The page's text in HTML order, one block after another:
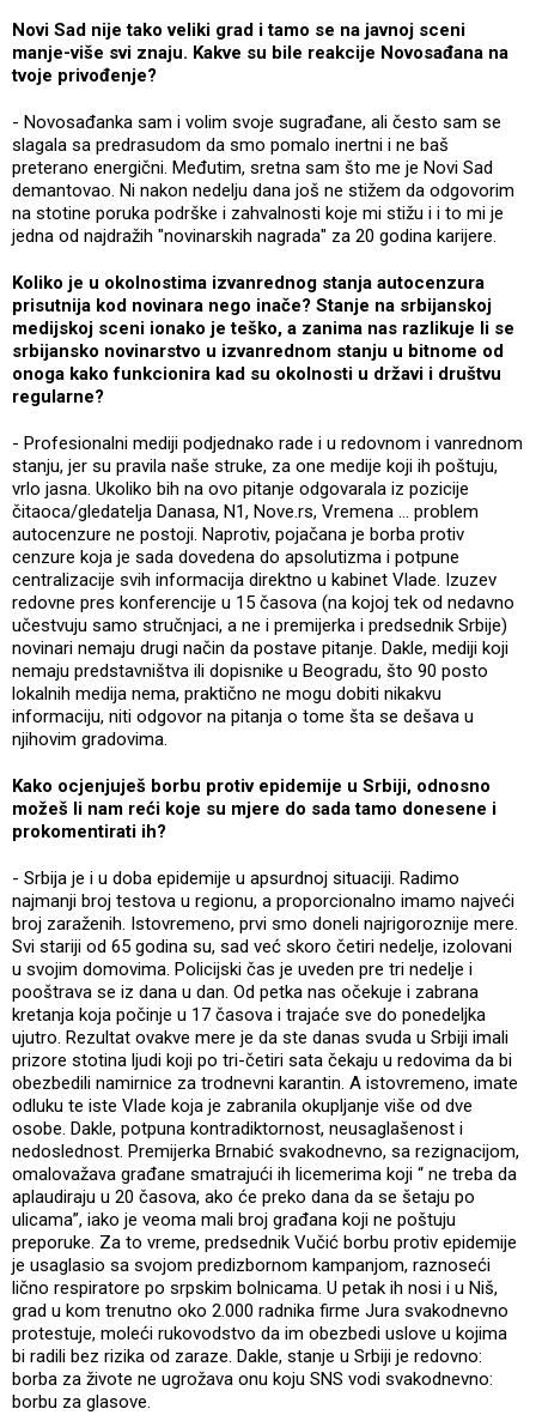
Novi Sad nije tako veliki grad i tamo se na javnoj sceni
manje-više svi znaju. Kakve su bile reakcije Novosađana na
tvoje privođenje?
- Novosađanka sam i volim svoje sugrađane, ali često sam se
slagala sa predrasudom da smo pomalo inertni i ne baš
preterano energični. Međutim, sretna sam što me je Novi Sad
demantovao. Ni nakon nedelju dana još ne stižem da odgovorim
na stotine poruka podrške i zahvalnosti koje mi stižu i i to mi je
jedna od najdražih "novinarskih nagrada" za 20 godina karijere.
Koliko je u okolnostima izvanrednog stanja autocenzura
prisutnija kod novinara nego inače? Stanje na srbijanskoj
medijskoj sceni ionako je teško, a zanima nas razlikuje li se
srbijansko novinarstvo u izvanrednom stanju u bitnome od
onoga kako funkcionira kad su okolnosti u državi i društvu
regularne?
- Profesionalni mediji podjednako rade i u redovnom i vanrednom
stanju, jer su pravila naše struke, za one medije koji ih poštuju,
vrlo jasna. Ukoliko bih na ovo pitanje odgovarala iz pozicije
čitaoca/gledatelja Danasa, N1, Nove.rs, Vremena … problem
autocenzure ne postoji. Naprotiv, pojačana je borba protiv
cenzure koja je sada dovedena do apsolutizma i potpune
centralizacije svih informacija direktno u kabinet Vlade. Izuzev
redovne pres konferencije u 15 časova (na kojoj tek od nedavno
učestvuju samo stručnjaci, a ne i premijerka i predsednik Srbije)
novinari nemaju drugi način da postave pitanje. Dakle, mediji koji
nemaju predstavništva ili dopisnike u Beogradu, što 90 posto
lokalnih medija nema, praktično ne mogu dobiti nikakvu
informaciju, niti odgovor na pitanja o tome šta se dešava u
njihovim gradovima.
Kako ocjenjuješ borbu protiv epidemije u Srbiji, odnosno
možeš li nam reći koje su mjere do sada tamo donesene i
prokomentirati ih?
- Srbija je i u doba epidemije u apsurdnoj situaciji. Radimo
najmanji broj testova u regionu, a proporcionalno imamo najveći
broj zaraženih. Istovremeno, prvi smo doneli najrigoroznije mere.
Svi stariji od 65 godina su, sad već skoro četiri nedelje, izolovani
u svojim domovima. Policijski čas je uveden pre tri nedelje i
pooštrava se iz dana u dan. Od petka nas očekuje i zabrana
kretanja koja počinje u 17 časova i trajaće sve do ponedeljka
ujutro. Rezultat ovakve mere je da ste danas svuda u Srbiji imali
prizore stotina ljudi koji po tri-četiri sata čekaju u redovima da bi
obezbedili namirnice za trodnevni karantin. A istovremeno, imate
odluku te iste Vlade koja je zabranila okupljanje više od dve
osobe. Dakle, potpuna kontradiktornost, neusaglašenost i
nedoslednost. Premijerka Brnabić svakodnevno, sa rezignacijom,
omalovažava građane smatrajući ih licemerima koji “ ne treba da
aplaudiraju u 20 časova, ako će preko dana da se šetaju po
ulicama”, iako je veoma mali broj građana koji ne poštuju
preporuke. Za to vreme, predsednik Vučić borbu protiv epidemije
je usaglasio sa svojom predizbornom kampanjom, raznoseći
lično respiratore po srpskim bolnicama. U petak ih nosi i u Niš,
grad u kom trenutno oko 2.000 radnika firme Jura svakodnevno
protestuje, moleći rukovodstvo da im obezbedi uslove u kojima
bi radili bez rizika od zaraze. Dakle, stanje u Srbiji je redovno:
borba za živote ne ugrožava onu koju SNS vodi svakodnevno:
borbu za glasove.